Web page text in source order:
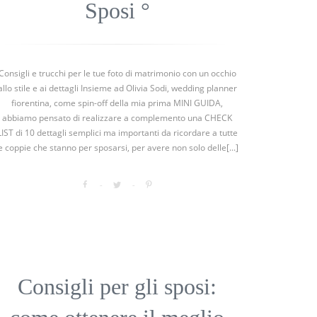
Sposi °
e trucchi per le tue foto di matrimonio con un occhio
stile e ai dettagli Insieme ad Olivia Sodi, wedding planner
fiorentina, come spin-off della mia prima MINI GUIDA,
abbiamo pensato di realizzare a complemento una CHECK
di 10 dettagli semplici ma importanti da ricordare a tutte
coppie che stanno per sposarsi, per avere non solo delle[...]
Consigli per gli sposi: